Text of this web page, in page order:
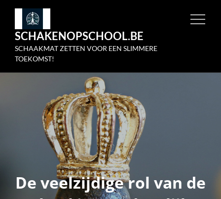
Skip
contentSCHAKENOPSCHOOL.BE
SCHAAKMAT ZETTEN VOOR EEN SLIMMERE
TOEKOMST!
De veelzijdige rol van de